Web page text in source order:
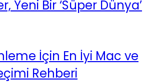
Yeni Bir ‘Süper Dünya’
İçin En İyi Mac ve
Rehberi